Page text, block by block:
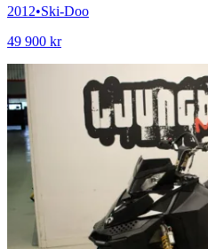
2012•Ski-Doo
49 900 kr